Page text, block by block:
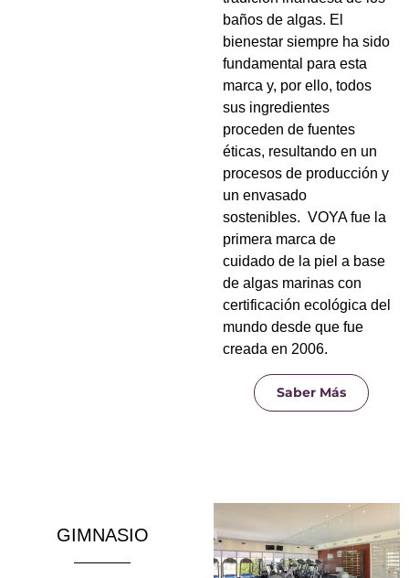
baños de algas. El
bienestar siempre ha sido
fundamental para esta
marca y, por ello, todos
sus ingredientes
proceden de fuentes
éticas, resultando en un
procesos de producción y
un envasado
sostenibles. VOYA fue la
primera marca de
cuidado de la piel a base
de algas marinas con
certificación ecológica del
mundo desde que fue
creada en 2006.
Saber Más
GIMNASIO